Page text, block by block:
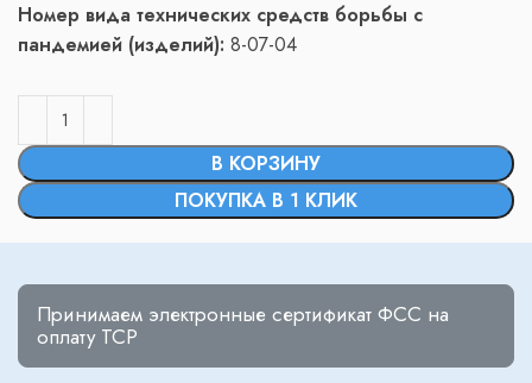
Номер вида технических средств борьбы с
пандемией (изделий): 8-07-04
В КОРЗИНУ
ПОКУПКА В 1 КЛИК
Принимаем электронные сертификат ФСС на
оплату ТСР